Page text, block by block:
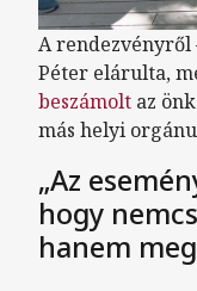
A rendezvényről
Péter elárulta,
beszámolt az
más helyi
„Az
hogy
hanem